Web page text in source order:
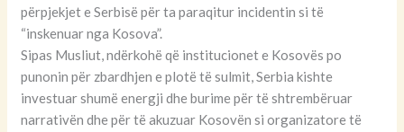
përpjekjet e Serbisë për ta paraqitur incidentin si të
“inskenuar nga Kosova”.
Sipas Musliut, ndërkohë që institucionet e Kosovës po
punonin për zbardhjen e plotë të sulmit, Serbia kishte
investuar shumë energji dhe burime për të shtrembëruar
narrativën dhe për të akuzuar Kosovën si organizatore të